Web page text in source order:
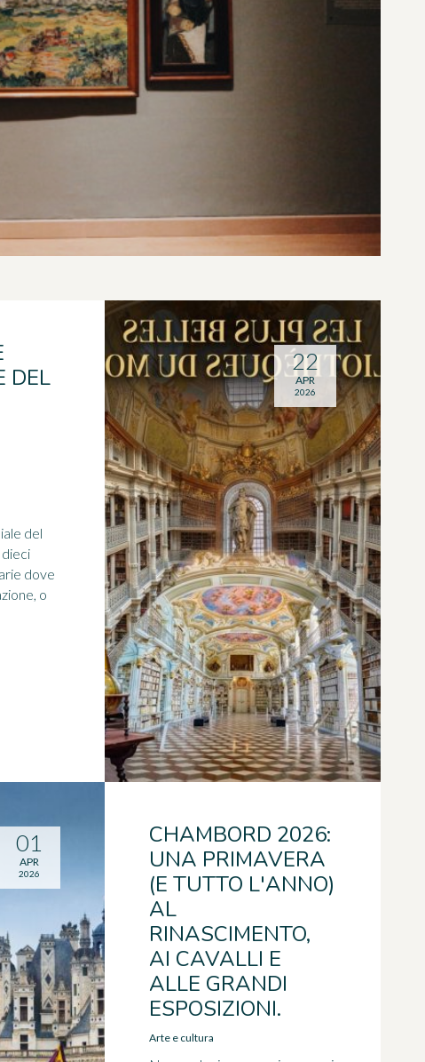
DEL
del
dieci
dove
o
22
APR
2026
CHAMBORD 2026:
UNA PRIMAVERA
(E TUTTO L'ANNO)
AL
RINASCIMENTO,
AI CAVALLI E
ALLE GRANDI
ESPOSIZIONI.
Arte e cultura
01
APR
2026